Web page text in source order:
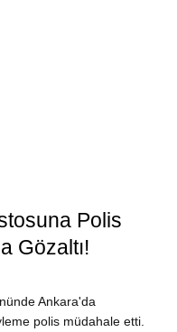
Polis
Gözaltı!
Ankara'da
polis müdahale etti.